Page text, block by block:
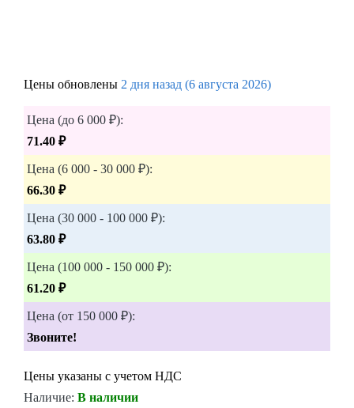
Цены обновлены 2 дня назад (6 августа 2026)
Цена (до 6 000 ₽):
71.40 ₽
Цена (6 000 - 30 000 ₽):
66.30 ₽
Цена (30 000 - 100 000 ₽):
63.80 ₽
Цена (100 000 - 150 000 ₽):
61.20 ₽
Цена (от 150 000 ₽):
Звоните!
Цены указаны с учетом НДС
Наличие: В наличии